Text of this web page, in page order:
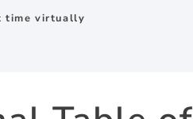
time virtually